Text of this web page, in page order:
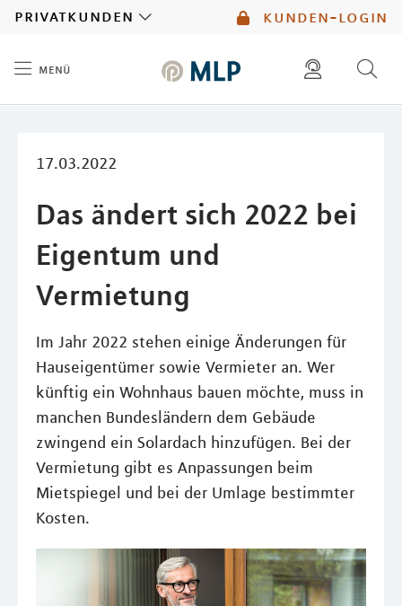
kunden-login
privatkunden
menü
17.03.2022
Das ändert sich 2022 bei
Eigentum und
Vermietung
Im Jahr 2022 stehen einige Änderungen für
Hauseigentümer sowie Vermieter an. Wer
künftig ein Wohnhaus bauen möchte, muss in
manchen Bundesländern dem Gebäude
zwingend ein Solardach hinzufügen. Bei der
Vermietung gibt es Anpassungen beim
Mietspiegel und bei der Umlage bestimmter
Kosten.